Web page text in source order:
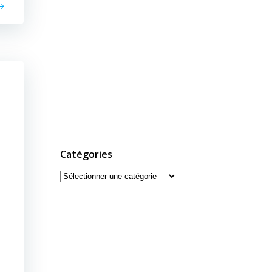
Catégories
Catégories